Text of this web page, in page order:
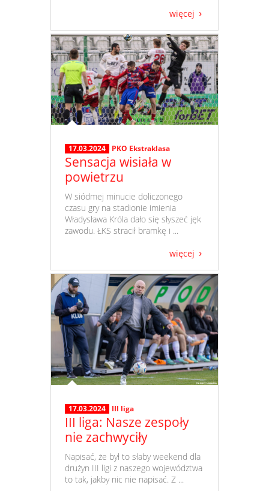
więcej
17.03.2024 PKO Ekstraklasa
Sensacja wisiała w
powietrzu
​ W siódmej minucie doliczonego
czasu gry na stadionie imienia
Władysława Króla dało się słyszeć jęk
zawodu. ŁKS stracił bramkę i ...
więcej
17.03.2024 III liga
III liga: Nasze zespoły
nie zachwyciły
​ Napisać, że był to słaby weekend dla
drużyn III ligi z naszego województwa
to tak, jakby nic nie napisać. Z ...